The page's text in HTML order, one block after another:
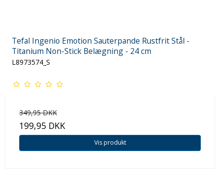
Tefal Ingenio Emotion Sauterpande Rustfrit Stål -
Titanium Non-Stick Belægning - 24 cm
L8973574_S
349,95 DKK
199,95 DKK
Vis produkt